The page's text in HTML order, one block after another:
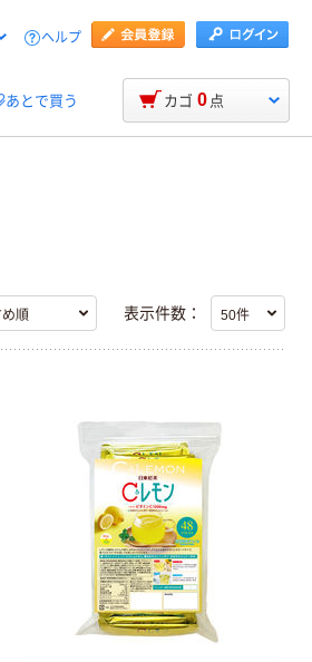
ヘルプ
あとで買う カゴ 0 点
表示件数：